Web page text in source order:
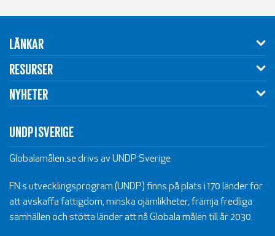
LÄNKAR
RESURSER
NYHETER
UNDP I SVERIGE
Globalamålen.se drivs av UNDP Sverige
FN:s utvecklingsprogram (UNDP) finns på plats i 170 länder för
att avskaffa fattigdom, minska ojämlikheter, främja fredliga
samhällen och stötta länder att nå Globala målen till år 2030.